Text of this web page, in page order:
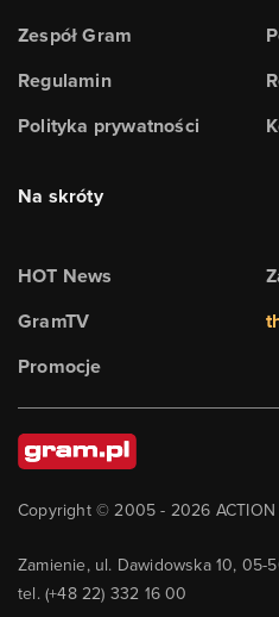
Zespół Gram
Regulamin
Polityka prywatności
Na skróty
HOT News
GramTV
Promocje
Copyright © 2005 - 2026
Zamienie, ul. Dawidowska 10, 05-
tel. (+48 22) 332 16 00